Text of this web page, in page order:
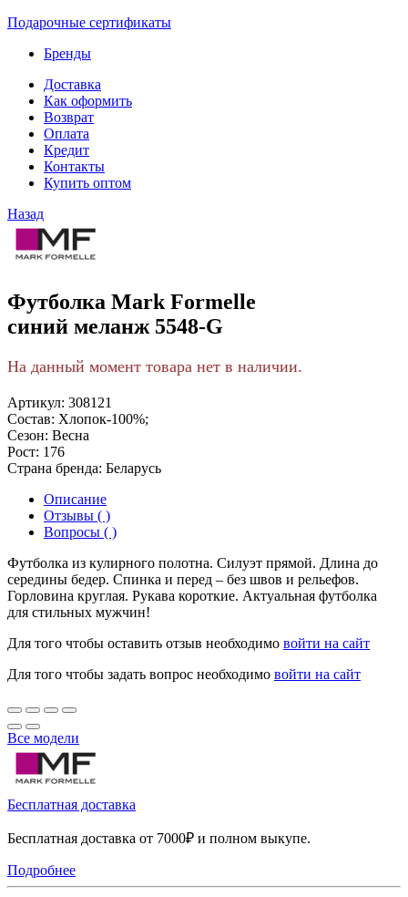
Подарочные сертификаты
Бренды
Доставка
Как оформить
Возврат
Оплата
Кредит
Контакты
Купить оптом
Назад
Футболка Mark Formelle
синий меланж 5548-G
На данный момент товара нет в наличии.
Артикул: 308121
Состав: Хлопок-100%;
Сезон: Весна
Рост: 176
Страна бренда: Беларусь
Описание
Отзывы ( )
Вопросы ( )
Футболка из кулирного полотна. Силуэт прямой. Длина до
середины бедер. Спинка и перед – без швов и рельефов.
Горловина круглая. Рукава короткие. Актуальная футболка
для стильных мужчин!
Для того чтобы оставить отзыв необходимо войти на сайт
Для того чтобы задать вопрос необходимо войти на сайт
Все модели
Бесплатная доставка
Бесплатная доставка от 7000₽ и полном выкупе.
Подробнее